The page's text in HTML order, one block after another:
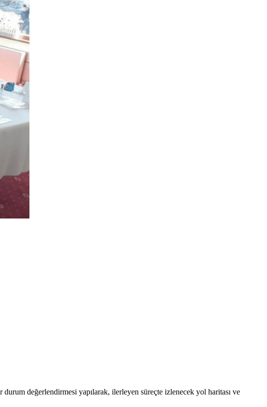
durum değerlendirmesi yapılarak, ilerleyen süreçte izlenecek yol haritası ve